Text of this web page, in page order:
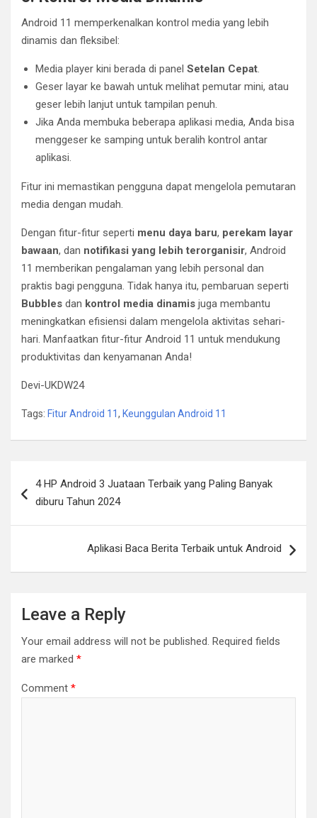
Android 11 memperkenalkan kontrol media yang lebih
dinamis dan fleksibel:
Media player kini berada di panel Setelan Cepat.
Geser layar ke bawah untuk melihat pemutar mini, atau
geser lebih lanjut untuk tampilan penuh.
Jika Anda membuka beberapa aplikasi media, Anda bisa
menggeser ke samping untuk beralih kontrol antar
aplikasi.
Fitur ini memastikan pengguna dapat mengelola pemutaran
media dengan mudah.
Dengan fitur-fitur seperti menu daya baru, perekam layar
bawaan, dan notifikasi yang lebih terorganisir, Android
11 memberikan pengalaman yang lebih personal dan
praktis bagi pengguna. Tidak hanya itu, pembaruan seperti
Bubbles dan kontrol media dinamis juga membantu
meningkatkan efisiensi dalam mengelola aktivitas sehari-
hari. Manfaatkan fitur-fitur Android 11 untuk mendukung
produktivitas dan kenyamanan Anda!
Devi-UKDW24
Tags: Fitur Android 11, Keunggulan Android 11
navigation
4 HP Android 3 Juataan Terbaik yang Paling Banyak
diburu Tahun 2024
Aplikasi Baca Berita Terbaik untuk Android
Leave a Reply
Your email address will not be published. Required fields
are marked *
Comment *